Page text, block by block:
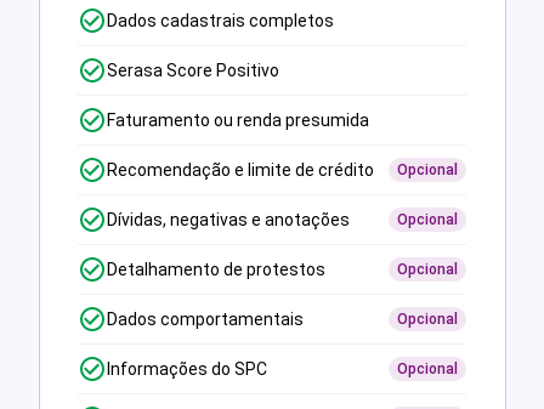
Dados cadastrais completos
Serasa Score Positivo
Faturamento ou renda presumida
Recomendação e limite de crédito Opcional
Dívidas, negativas e anotações Opcional
Detalhamento de protestos Opcional
Dados comportamentais Opcional
Informações do SPC Opcional